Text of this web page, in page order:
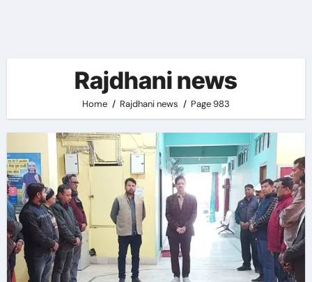
Rajdhani news
Home Rajdhani news Page 983